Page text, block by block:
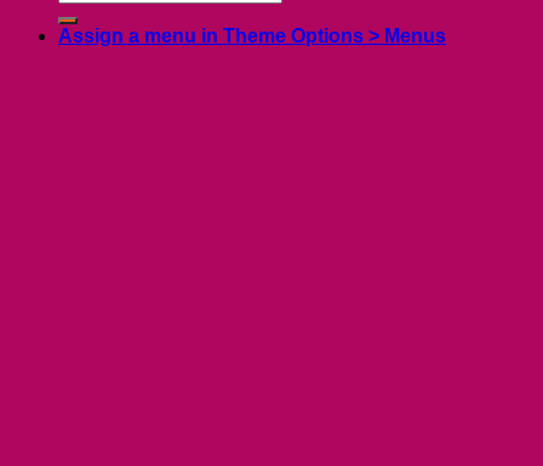
Assign a menu in Theme Options > Menus